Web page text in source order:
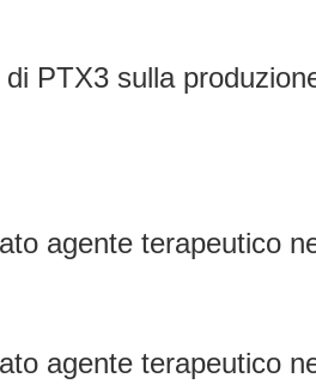
PTX3 sulla
agente terapeutico
agente terapeutico